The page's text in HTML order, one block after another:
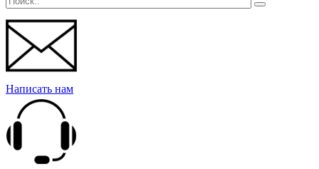
Написать нам